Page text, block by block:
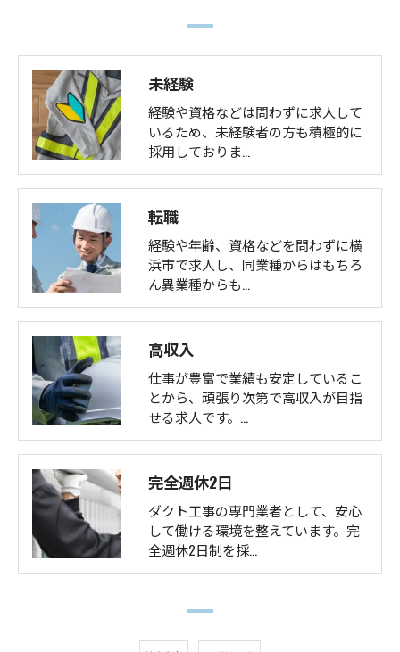
未経験
経験や資格などは問わずに求人して
いるため、未経験者の方も積極的に
採用しておりま…
転職
経験や年齢、資格などを問わずに横
浜市で求人し、同業種からはもちろ
ん異業種からも…
高収入
仕事が豊富で業績も安定しているこ
とから、頑張り次第で高収入が目指
せる求人です。…
完全週休2日
ダクト工事の専門業者として、安心
して働ける環境を整えています。完
全週休2日制を採…